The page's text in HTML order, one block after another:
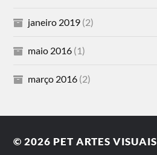
janeiro 2019 (2)
maio 2016 (1)
março 2016 (2)
© 2026 PET ARTES VISUAIS